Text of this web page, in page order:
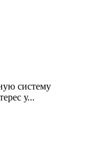
систему
у...